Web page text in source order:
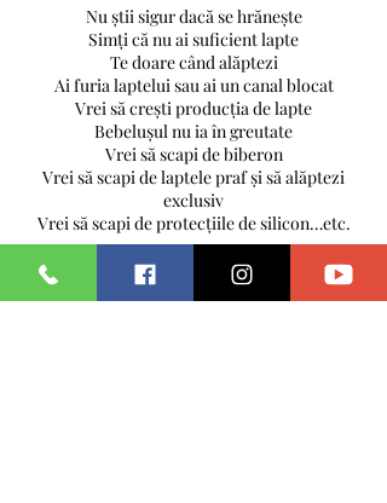
Nu știi sigur dacă se hrănește
Simți că nu ai suficient lapte
Te doare când alăptezi
Ai furia laptelui sau ai un canal blocat
Vrei să crești producția de lapte
Bebelușul nu ia în greutate
Vrei să scapi de biberon
Vrei să scapi de laptele praf și să alăptezi
exclusiv
Vrei să scapi de protecțiile de silicon…etc.
Programează o vizita la cabinet imediat dupa
nastere. 0765443470